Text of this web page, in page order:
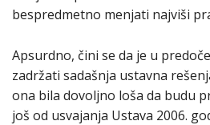
bespredmetno menjati najviši
Apsurdno, čini se da je u
zadržati sadašnja ustavna
ona bila dovoljno loša da budu
još od usvajanja Ustava 2006.